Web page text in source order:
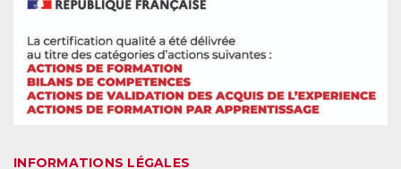
INFORMATIONS LÉGALES